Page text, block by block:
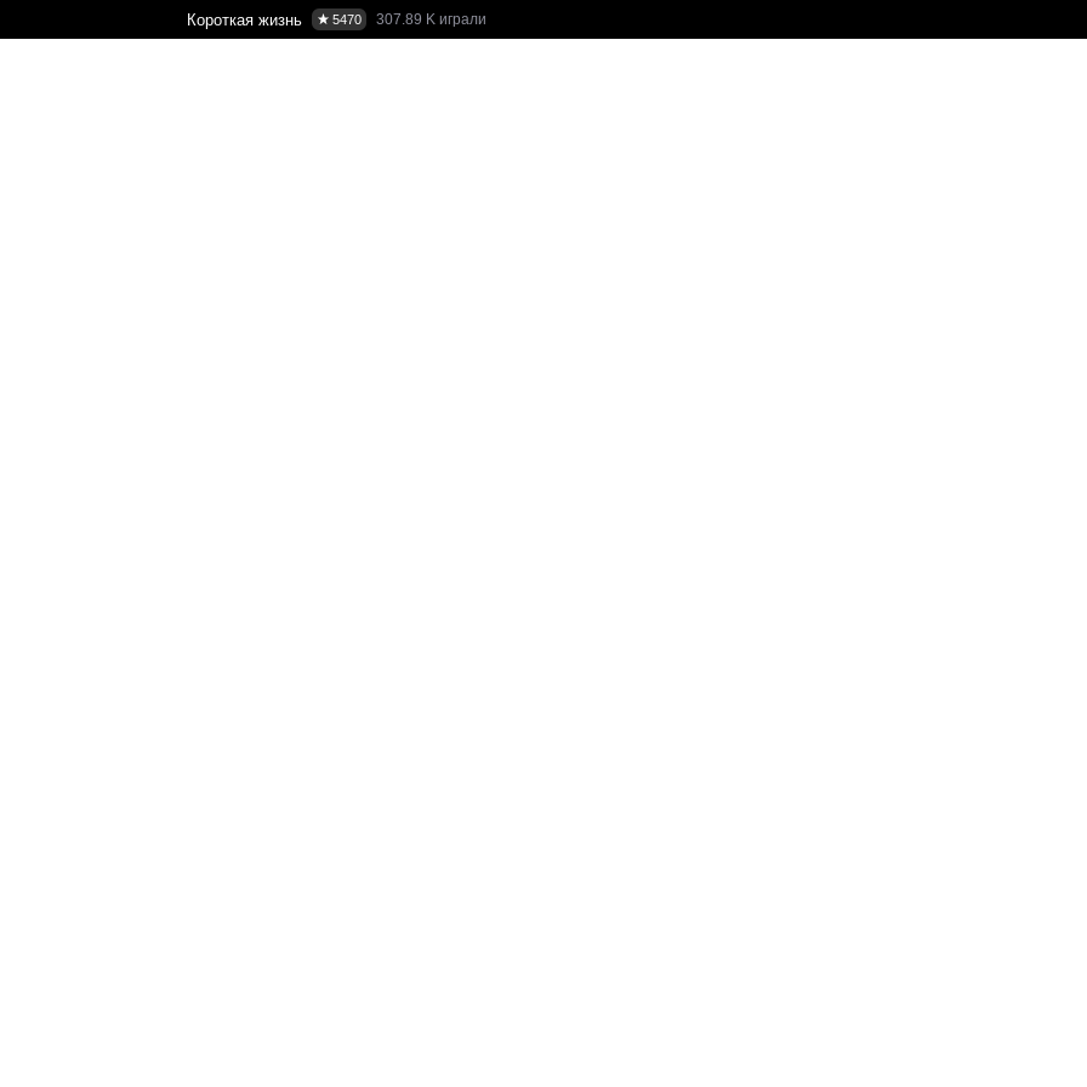
Короткая жизнь 5470 307.89 K играли